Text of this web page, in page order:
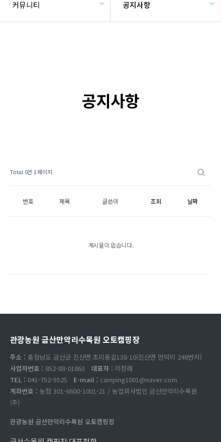
커뮤니티 공지사항
공지사항
Total 0건 1 페이지
번호 제목 글쓴이 조회 날짜
게시물이 없습니다.
관광농원 금산만악리수목원 오토캠핑장
주소 : 충청남도 금산군 진산면 초미동길138-10(진산면 만악리 248번지)
사업자번호 : 852-88-01863 대표자 : 이창래
TEL : 041-752-5525 E-mail : camping1001@naver.com
계좌번호 : 농협 301-6600-1001-21 / 농업회사법인 금산만악리수목원
(주)
관광농원 금산만악리수목원 오토캠핑장